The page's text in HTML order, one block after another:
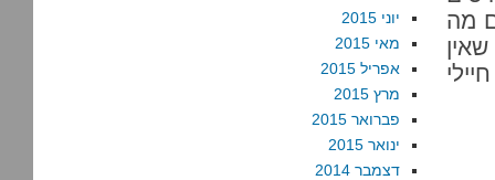
מה
יוני 2015
מאי 2015
אפריל 2015
מרץ 2015
פברואר 2015
ינואר 2015
דצמבר 2014